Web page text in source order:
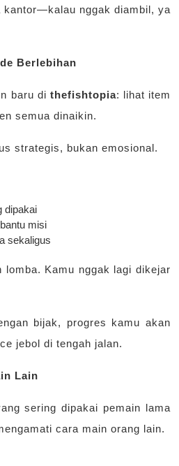
kantor—kalau nggak diambil, ya
Berlebihan
baru di thefishtopia: lihat item
semua dinaikin.
strategis, bukan emosional.
dipakai
misi
sekaligus
lomba. Kamu nggak lagi dikejar
bijak, progres kamu akan
jebol di tengah jalan.
Lain
sering dipakai pemain lama
cara main orang lain.